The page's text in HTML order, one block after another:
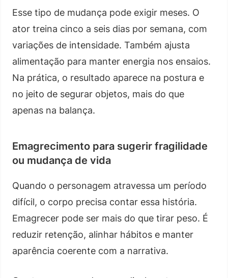
Esse tipo de mudança pode exigir meses. O
ator treina cinco a seis dias por semana, com
variações de intensidade. Também ajusta
alimentação para manter energia nos ensaios.
Na prática, o resultado aparece na postura e
no jeito de segurar objetos, mais do que
apenas na balança.
Emagrecimento para sugerir fragilidade
ou mudança de vida
Quando o personagem atravessa um período
difícil, o corpo precisa contar essa história.
Emagrecer pode ser mais do que tirar peso. É
reduzir retenção, alinhar hábitos e manter
aparência coerente com a narrativa.